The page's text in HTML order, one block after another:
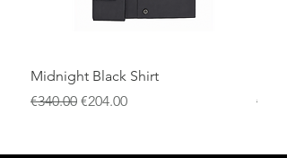
Midnight Black Shirt
通常価格
€340.00 セール価格
€204.00
通常